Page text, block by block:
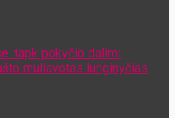
tapk pokyčio dalimi
muliavotas lunginyčias